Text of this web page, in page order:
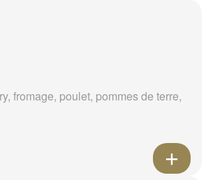
fromage, poulet, pommes de terre,